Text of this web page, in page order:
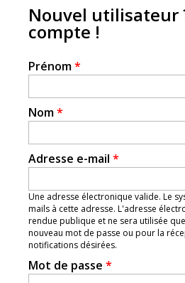
Nouvel utilisateur
compte !
Prénom*
Nom*
Adresse e-mail *
Une adresse électronique valide. Le
mails à cette adresse. L'adresse
rendue publique et ne sera utilisée
nouveau mot de passe ou pour la
notifications désirées.
Mot de passe *